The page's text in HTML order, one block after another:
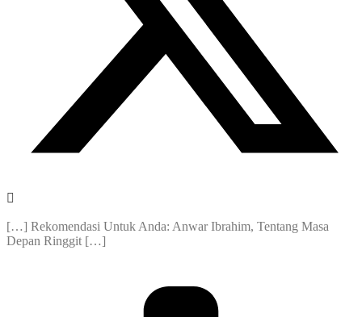
[…] Rekomendasi Untuk Anda: Anwar Ibrahim, Tentang Masa
Depan Ringgit […]